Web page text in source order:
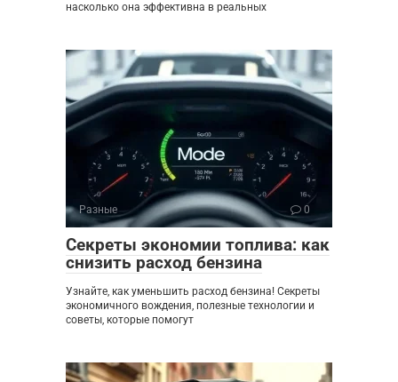
насколько она эффективна в реальных
Разные 0
Секреты экономии топлива: как
снизить расход бензина
Узнайте, как уменьшить расход бензина! Секреты
экономичного вождения, полезные технологии и
советы, которые помогут